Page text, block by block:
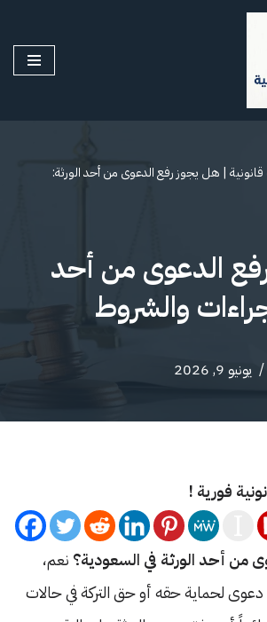
| هل يجوز رفع الدعوى من أحد الورثة:
الدعوى من أحد
والشروط
يونيو 9, 2026
فورية !
من أحد الورثة في السعودية؟ نعم،
دعوى لحماية حقه أو حق التركة في حالات